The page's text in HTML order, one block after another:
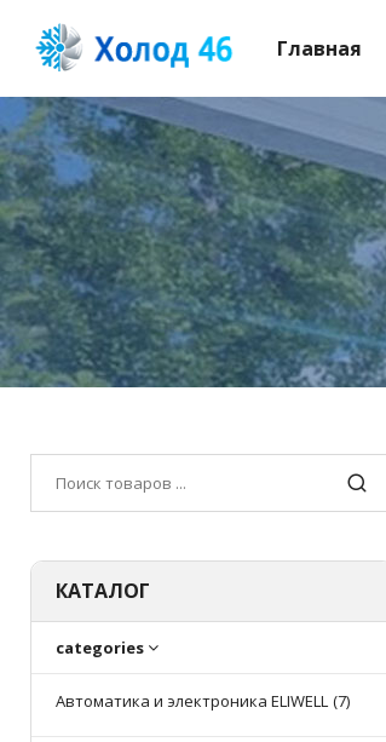
Главная
КАТАЛОГ
categories
Автоматика и электроника ELIWELL (7)